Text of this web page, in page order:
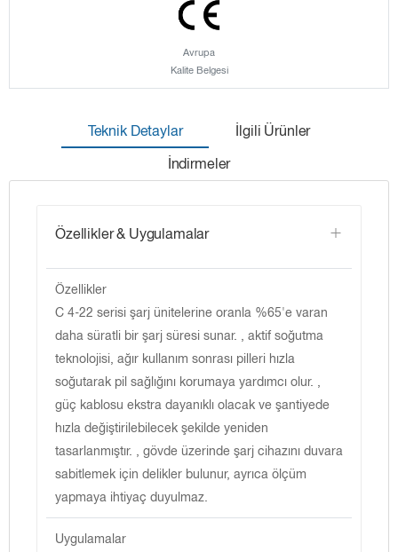
Avrupa
Kalite Belgesi
Teknik Detaylar
İlgili Ürünler
İndirmeler
Özellikler & Uygulamalar
Özellikler
C 4-22 serisi şarj ünitelerine oranla %65'e varan
daha süratli bir şarj süresi sunar. , aktif soğutma
teknolojisi, ağır kullanım sonrası pilleri hızla
soğutarak pil sağlığını korumaya yardımcı olur. ,
güç kablosu ekstra dayanıklı olacak ve şantiyede
hızla değiştirilebilecek şekilde yeniden
tasarlanmıştır. , gövde üzerinde şarj cihazını duvara
sabitlemek için delikler bulunur, ayrıca ölçüm
yapmaya ihtiyaç duyulmaz.
Uygulamalar